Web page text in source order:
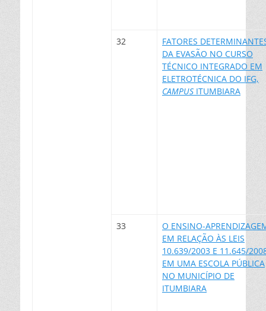
32
FATORES
DA EVASÃO NO CURSO
TÉCNICO INTEGRADO EM
ELETROTÉCNICA DO IFG,
CAMPUS ITUMBIARA
33
O ENSINO-
EM RELAÇÃO ÀS LEIS
10.639/2003 E 11.645/
EM UMA ESCOLA PÚBLICA
NO MUNICÍPIO DE
ITUMBIARA